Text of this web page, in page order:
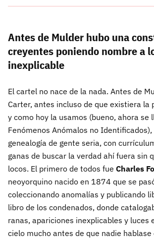
Antes de Mulder hubo una
creyentes poniendo nombre a
inexplicable
El cartel no nace de la nada. Antes de
Carter, antes incluso de que existiera la
y como hoy la usamos (bueno, ahora se
Fenómenos Anómalos no Identificados),
genealogía de gente seria, con
ganas de buscar la verdad ahí fuera sin
locos. El primero de todos fue Charles
neoyorquino nacido en 1874 que se
coleccionando anomalías y publicando
libro de los condenados, donde
ranas, apariciones inexplicables y luces
cielo mucho antes de que nadie